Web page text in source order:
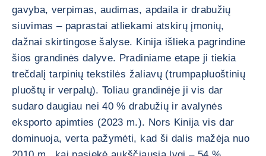
gavyba, verpimas, audimas, apdaila ir drabužių
siuvimas – paprastai atliekami atskirų įmonių,
dažnai skirtingose šalyse. Kinija išlieka pagrindine
šios grandinės dalyve. Pradiniame etape ji tiekia
trečdalį tarpinių tekstilės žaliavų (trumpapluoštinių
pluoštų ir verpalų). Toliau grandinėje ji vis dar
sudaro daugiau nei 40 % drabužių ir avalynės
eksporto apimties (2023 m.). Nors Kinija vis dar
dominuoja, verta pažymėti, kad ši dalis mažėja nuo